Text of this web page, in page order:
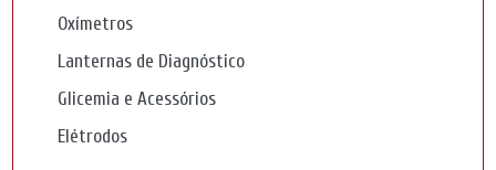
Oxímetros
Lanternas de Diagnóstico
Glicemia e Acessórios
Elétrodos